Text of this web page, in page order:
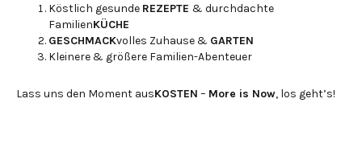
Köstlich gesunde REZEPTE & durchdachte
FamilienKÜCHE
GESCHMACKvolles Zuhause & GARTEN
Kleinere & größere Familien-Abenteuer
Lass uns den Moment ausKOSTEN – More is Now, los geht’s!